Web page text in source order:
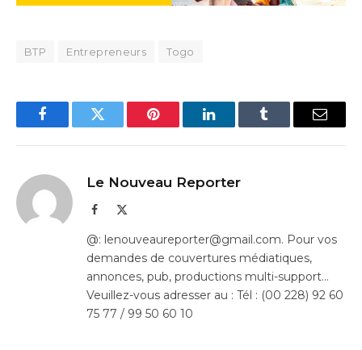
BTP Entrepreneurs Togo
FacebookTwitter Pinterest LinkedInTumblr Email
Le Nouveau Reporter
Facebook
@: lenouveaureporter@gmail.com. Pour vos
demandes de couvertures médiatiques,
annonces, pub, productions multi-support…
Veuillez-vous adresser au : Tél : (00 228) 92 60
75 77 / 99 50 60 10